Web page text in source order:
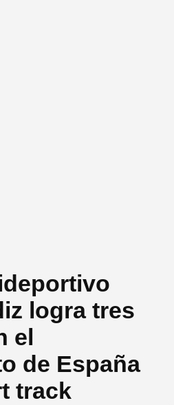
logra tres
el
de España
track